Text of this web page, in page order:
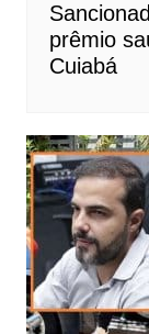
prêmio
Cuiabá